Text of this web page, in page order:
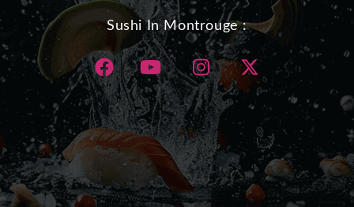
Sushi In Montrouge :